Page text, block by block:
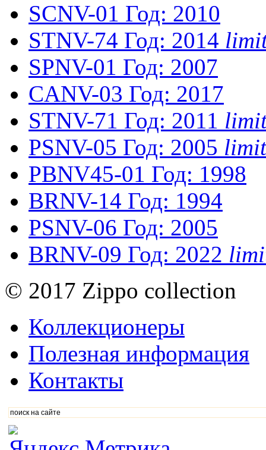
SCNV-01 Год: 2010
STNV-74 Год: 2014
SPNV-01 Год: 2007
CANV-03 Год: 2017
STNV-71 Год: 2011
PSNV-05 Год: 2005
PBNV45-01 Год: 1998
BRNV-14 Год: 1994
PSNV-06 Год: 2005
BRNV-09 Год: 2022
© 2017 Zippo collection
Коллекционеры
Полезная информация
Контакты